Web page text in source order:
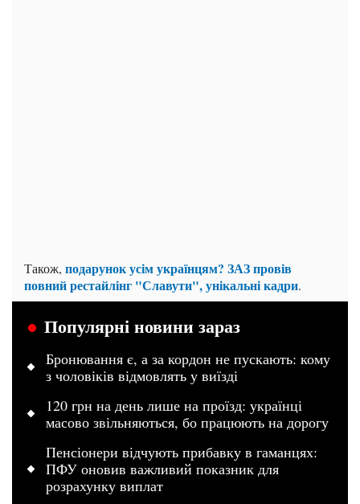
Також, подарунок усім українцям? ЗАЗ провів
повний рестайлінг "Славути", унікальні кадри.
Популярні новини зараз
Бронювання є, а за кордон не пускають: кому
з чоловіків відмовлять у виїзді
120 грн на день лише на проїзд: українці
масово звільняються, бо працюють на дорогу
Пенсіонери відчують прибавку в гаманцях:
ПФУ оновив важливий показник для
розрахунку виплат